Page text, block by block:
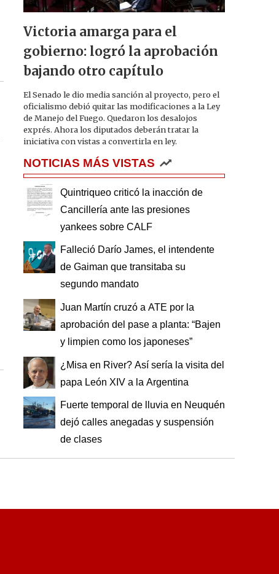
Victoria amarga para el
gobierno: logró la aprobación
bajando otro capítulo
El Senado le dio media sanción al proyecto, pero el
oficialismo debió quitar las modificaciones a la Ley
de Manejo del Fuego. Quedaron los desalojos
exprés. Ahora los diputados deberán tratar la
iniciativa con vistas a convertirla en ley.
NOTICIAS MÁS VISTAS
Quintriqueo criticó la inacción de
Cancillería ante las presiones
yankees sobre CALF
Falleció Darío James, el intendente
de Gaiman que transitaba su
segundo mandato
Juan Martín cruzó a ATE por la
aprobación del pase a planta: “Bajen
y limpien como los japoneses”
¿Misa en River? Así sería la visita del
papa León XIV a la Argentina
Fuerte temporal de lluvia en Neuquén
dejó calles anegadas y suspensión
de clases